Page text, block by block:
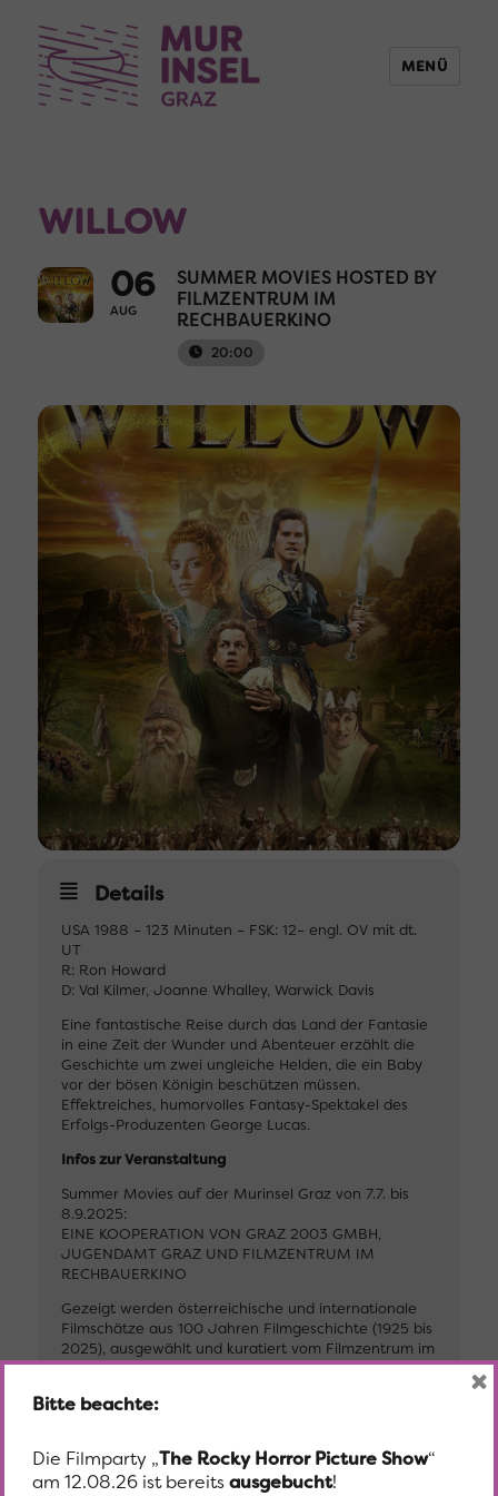
MENÜ
WILLOW
06
AUG
SUMMER MOVIES HOSTED BY
FILMZENTRUM IM
RECHBAUERKINO
20:00
Details
USA 1988 – 123 Minuten – FSK: 12– engl. OV mit dt.
UT
R: Ron Howard
D: Val Kilmer, Joanne Whalley, Warwick Davis
Eine fantastische Reise durch das Land der Fantasie
in eine Zeit der Wunder und Abenteuer erzählt die
Geschichte um zwei ungleiche Helden, die ein Baby
vor der bösen Königin beschützen müssen.
Effektreiches, humorvolles Fantasy-Spektakel des
Erfolgs-Produzenten George Lucas.
Infos zur Veranstaltung
Summer Movies auf der Murinsel Graz von 7.7. bis
8.9.2025:
EINE KOOPERATION VON GRAZ 2003 GMBH,
JUGENDAMT GRAZ UND FILMZENTRUM IM
RECHBAUERKINO
Gezeigt werden österreichische und internationale
Filmschätze aus 100 Jahren Filmgeschichte (1925 bis
2025), ausgewählt und kuratiert vom Filmzentrum im
Rechbauerkino.
Alex Desmond stimmt vor Beginn der Vorstellungen
Livemusik und Partystimmung. Eintritt frei. Freie
Platzwahl. Keine Platzreservierungen, es gilt das
Bitte beachte:
Die Filmparty „The Rocky Horror Picture Show“
am 12.08.26 ist bereitsausgebucht!
×